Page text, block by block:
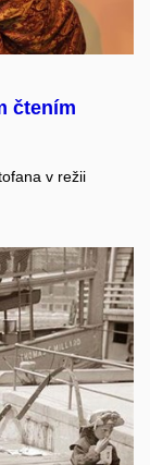
čtením
v režii